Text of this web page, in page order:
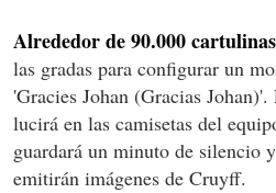
Alrededor de 90.000
las gradas para configurar un
'Gracies Johan (Gracias
lucirá en las camisetas del
guardará un minuto de silencio
emitirán imágenes de Cruyff.